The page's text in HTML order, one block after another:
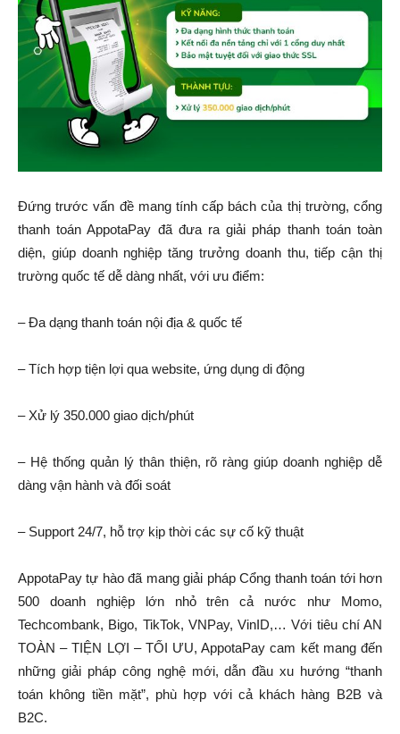
Đứng trước vấn đề mang tính cấp bách của thị trường, cổng
thanh toán AppotaPay đã đưa ra giải pháp thanh toán toàn
diện, giúp doanh nghiệp tăng trưởng doanh thu, tiếp cận thị
trường quốc tế dễ dàng nhất, với ưu điểm:
– Đa dạng thanh toán nội địa & quốc tế
– Tích hợp tiện lợi qua website, ứng dụng di động
– Xử lý 350.000 giao dịch/phút
– Hệ thống quản lý thân thiện, rõ ràng giúp doanh nghiệp dễ
dàng vận hành và đối soát
– Support 24/7, hỗ trợ kịp thời các sự cố kỹ thuật
AppotaPay tự hào đã mang giải pháp Cổng thanh toán tới hơn
500 doanh nghiệp lớn nhỏ trên cả nước như Momo,
Techcombank, Bigo, TikTok, VNPay, VinID,… Với tiêu chí AN
TOÀN – TIỆN LỢI – TỐI ƯU, AppotaPay cam kết mang đến
những giải pháp công nghệ mới, dẫn đầu xu hướng “thanh
toán không tiền mặt”, phù hợp với cả khách hàng B2B và
B2C.